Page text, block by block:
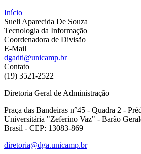
Início
Sueli Aparecida De Souza
Tecnologia da Informação
Coordenadora de Divisão
E-Mail
dgadti@unicamp.br
Contato
(19) 3521-2522
Diretoria Geral de Administração
Praça das Bandeiras n°45 - Quadra 2 -
Universitária "Zeferino Vaz" - Barão
Brasil - CEP: 13083-869
diretoria@dga.unicamp.br